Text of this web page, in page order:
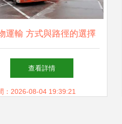
運輸 方式與路徑的選擇
策略
查看詳情
：2026-08-04 19:39:21